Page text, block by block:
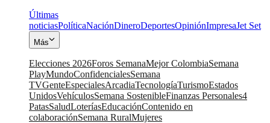
Últimas
noticiasPolíticaNaciónDineroDeportesOpiniónImpresaJet Set
Más
Elecciones 2026Foros SemanaMejor ColombiaSemana
PlayMundoConfidencialesSemana
TVGenteEspecialesArcadiaTecnologíaTurismoEstados
UnidosVehículosSemana SostenibleFinanzas Personales4
PatasSaludLoteríasEducaciónContenido en
colaboraciónSemana RuralMujeres